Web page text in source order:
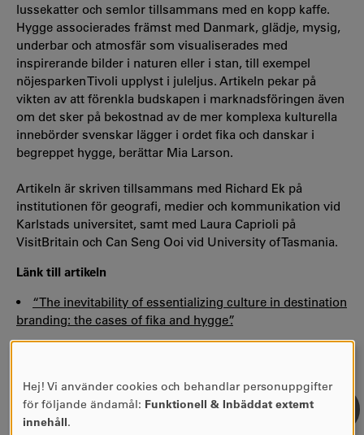
lussekatter och semlor tillsammans med en kopp kaffe.
Hygge associerades främst med Danmark, glädje, mysig,
underbar och atmosfär som visualiserades med
inspirerande bilder i naturen eller i stan, till exempel
nöjesparken Tivoli upplyst i juleljus. Artikeln pekar på
vikten av att förenkla budskapen i marknadsföringen även
om det sker på bekostnad av de mer komplexa kulturella
innebörder svenskar lägger i ordet fika och danskar i
begreppet hygge, berättar Mia Larson.
Artikeln är skriven tillsammans med Richard Ek på
institutionen för geografi, medier och kommunikation vid
Karlstads universitet, samt med Laura Caprioli på
VisitBritain och Can Seng Ooi vid University of Tasmania.
Länk till artikeln
• “The inevitability of essentializing culture in destination
branding: the cases of fika and hygge”.
ANVÄNDNING
AV
Hej! Vi använder cookies och behandlar personuppgifter
för följande ändamål: Funktionell & Inbäddat externt
innehåll.